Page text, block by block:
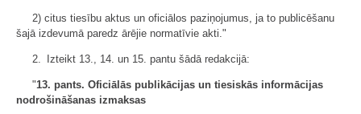
2) citus tiesību aktus un oficiālos paziņojumus, ja to publicēšanu
šajā izdevumā paredz ārējie normatīvie akti."
2. Izteikt 13., 14. un 15. pantu šādā redakcijā:
"13. pants. Oficiālās publikācijas un tiesiskās informācijas
nodrošināšanas izmaksas